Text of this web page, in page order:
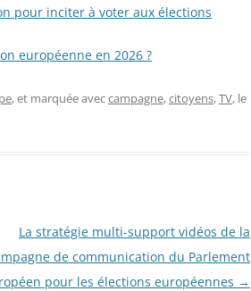
pour inciter à voter aux élections
européenne en 2026 ?
, et marquée aveccampagne,citoyens,TV, le
La stratégie multi-support vidéos de la
de communication du Parlement
pour les élections européennes →